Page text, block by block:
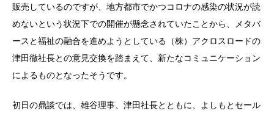
販売しているのですが、地方都市でかつコロナの感染の状況が読
めないという状況下での開催が懸念されていたことから、メタバ
ースと福祉の融合を進めようとしている（株）アクロスロードの
津田徹社長との意見交換を踏まえて、新たなコミュニケーション
によるものとなったそうです。
初日の鼎談では、雄谷理事、津田社長とともに、よしもとセール